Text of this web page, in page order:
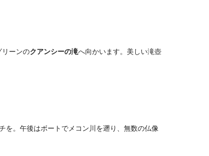
リーンのクアンシーの滝へ向かいます。美しい滝壺
。午後はボートでメコン川を遡り、無数の仏像